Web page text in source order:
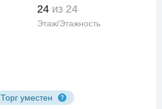
Торг уместен
24 из 24
Этаж/Этажность